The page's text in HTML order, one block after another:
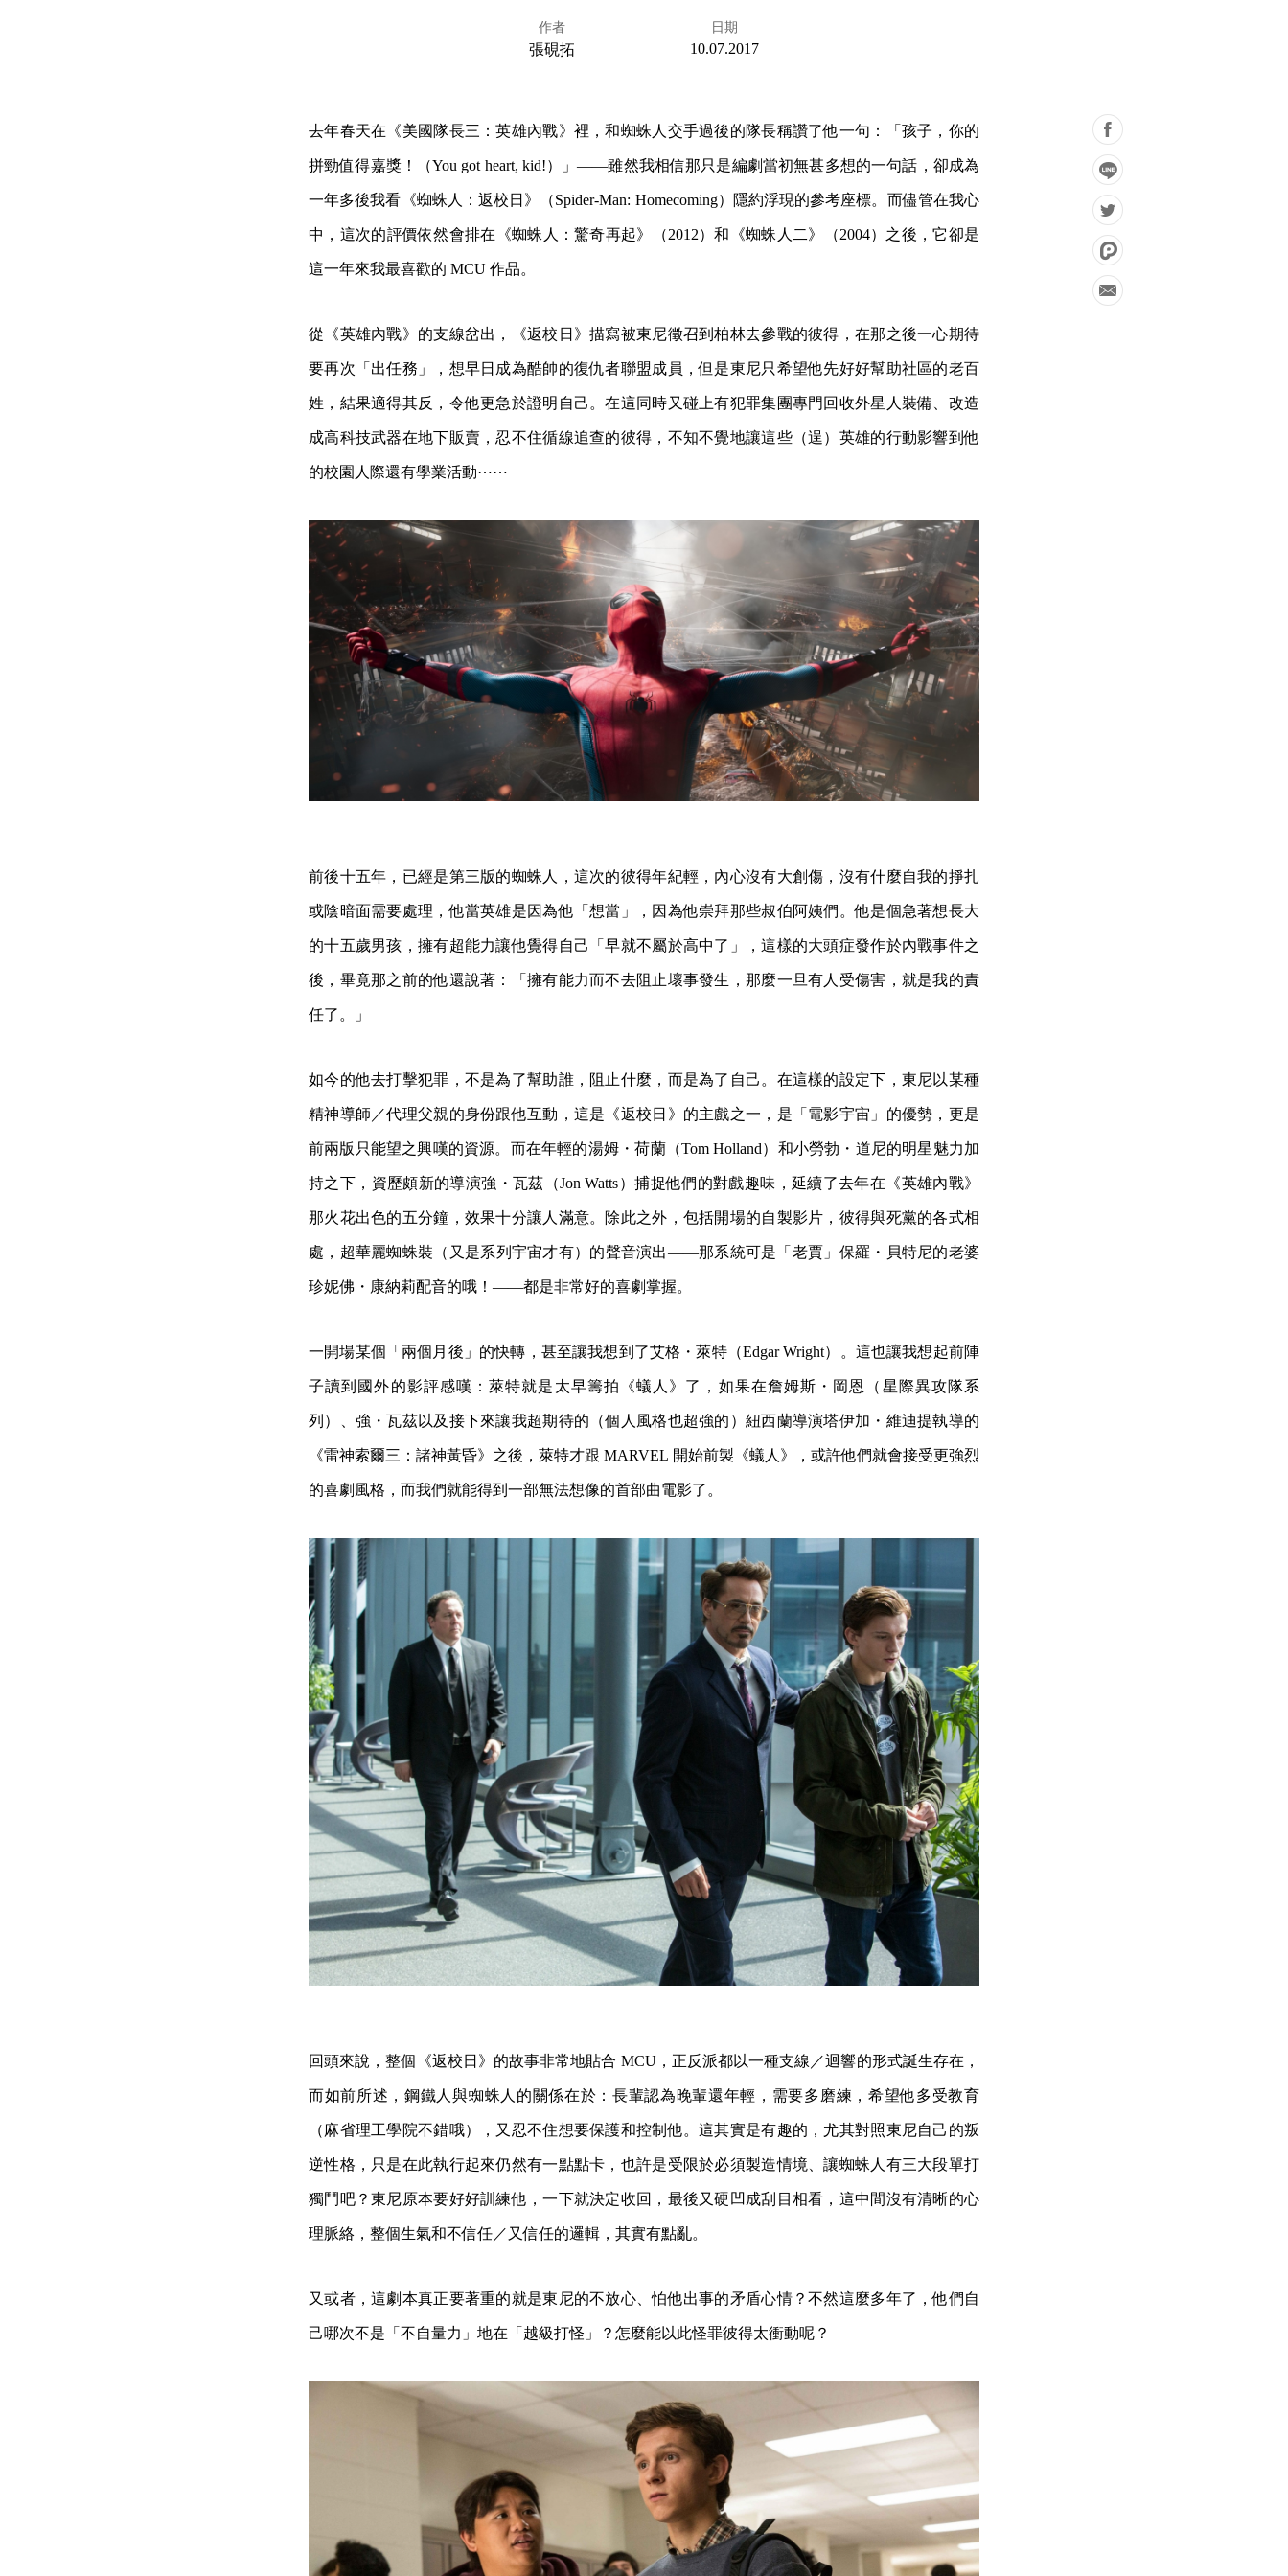
作者
張硯拓
日期
10.07.2017
去年春天在《美國隊長三：英雄內戰》裡，和蜘蛛人交手過後的隊長稱讚了他一句：「孩子，你的
拼勁值得嘉獎！（You got heart, kid!）」——雖然我相信那只是編劇當初無甚多想的一句話，卻成為
一年多後我看《蜘蛛人：返校日》（Spider-Man: Homecoming）隱約浮現的參考座標。而儘管在我心
中，這次的評價依然會排在《蜘蛛人：驚奇再起》（2012）和《蜘蛛人二》（2004）之後，它卻是
這一年來我最喜歡的 MCU 作品。
從《英雄內戰》的支線岔出，《返校日》描寫被東尼徵召到柏林去參戰的彼得，在那之後一心期待
要再次「出任務」，想早日成為酷帥的復仇者聯盟成員，但是東尼只希望他先好好幫助社區的老百
姓，結果適得其反，令他更急於證明自己。在這同時又碰上有犯罪集團專門回收外星人裝備、改造
成高科技武器在地下販賣，忍不住循線追查的彼得，不知不覺地讓這些（逞）英雄的行動影響到他
的校園人際還有學業活動⋯⋯
前後十五年，已經是第三版的蜘蛛人，這次的彼得年紀輕，內心沒有大創傷，沒有什麼自我的掙扎
或陰暗面需要處理，他當英雄是因為他「想當」，因為他崇拜那些叔伯阿姨們。他是個急著想長大
的十五歲男孩，擁有超能力讓他覺得自己「早就不屬於高中了」，這樣的大頭症發作於內戰事件之
後，畢竟那之前的他還說著：「擁有能力而不去阻止壞事發生，那麼一旦有人受傷害，就是我的責
任了。」
如今的他去打擊犯罪，不是為了幫助誰，阻止什麼，而是為了自己。在這樣的設定下，東尼以某種
精神導師／代理父親的身份跟他互動，這是《返校日》的主戲之一，是「電影宇宙」的優勢，更是
前兩版只能望之興嘆的資源。而在年輕的湯姆・荷蘭（Tom Holland）和小勞勃・道尼的明星魅力加
持之下，資歷頗新的導演強・瓦茲（Jon Watts）捕捉他們的對戲趣味，延續了去年在《英雄內戰》
那火花出色的五分鐘，效果十分讓人滿意。除此之外，包括開場的自製影片，彼得與死黨的各式相
處，超華麗蜘蛛裝（又是系列宇宙才有）的聲音演出——那系統可是「老賈」保羅・貝特尼的老婆
珍妮佛・康納莉配音的哦！——都是非常好的喜劇掌握。
一開場某個「兩個月後」的快轉，甚至讓我想到了艾格・萊特（Edgar Wright）。這也讓我想起前陣
子讀到國外的影評感嘆：萊特就是太早籌拍《蟻人》了，如果在詹姆斯・岡恩（星際異攻隊系
列）、強・瓦茲以及接下來讓我超期待的（個人風格也超強的）紐西蘭導演塔伊加・維迪提執導的
《雷神索爾三：諸神黃昏》之後，萊特才跟 MARVEL 開始前製《蟻人》，或許他們就會接受更強烈
的喜劇風格，而我們就能得到一部無法想像的首部曲電影了。
回頭來說，整個《返校日》的故事非常地貼合 MCU，正反派都以一種支線／迴響的形式誕生存在，
而如前所述，鋼鐵人與蜘蛛人的關係在於：長輩認為晚輩還年輕，需要多磨練，希望他多受教育
（麻省理工學院不錯哦），又忍不住想要保護和控制他。這其實是有趣的，尤其對照東尼自己的叛
逆性格，只是在此執行起來仍然有一點點卡，也許是受限於必須製造情境、讓蜘蛛人有三大段單打
獨鬥吧？東尼原本要好好訓練他，一下就決定收回，最後又硬凹成刮目相看，這中間沒有清晰的心
理脈絡，整個生氣和不信任／又信任的邏輯，其實有點亂。
又或者，這劇本真正要著重的就是東尼的不放心、怕他出事的矛盾心情？不然這麼多年了，他們自
己哪次不是「不自量力」地在「越級打怪」？怎麼能以此怪罪彼得太衝動呢？